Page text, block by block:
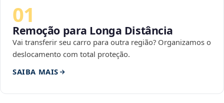
01
Remoção para Longa Distância
Vai transferir seu carro para outra região? Organizamos o
deslocamento com total proteção.
SAIBA MAIS